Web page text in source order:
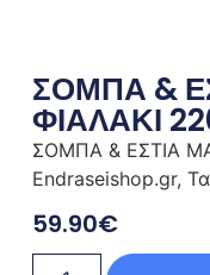
ΣΟΜΠΑ &
ΦΙΑΛΑΚΙ
ΣΟΜΠΑ & ΕΣΤΙΑ
Endraseishop.gr,
59.90€